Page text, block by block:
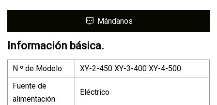
Mándanos
Información básica.
N º de Modelo.
XY-2-450 XY-3-400 XY-4-500
Fuente de
alimentación
Eléctrico